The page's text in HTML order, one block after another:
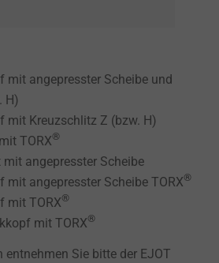
mit angepresster Scheibe und
H)
mit Kreuzschlitz Z (bzw. H)
TORX®
angepresster Scheibe
mit angepresster Scheibe TORX®
mit TORX®
mit TORX®
entnehmen Sie bitte der EJOT